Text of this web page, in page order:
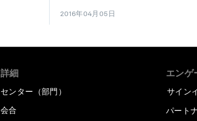
2016年04月05日
詳細
センター（部門）
会合
エンゲ
サイン
パート